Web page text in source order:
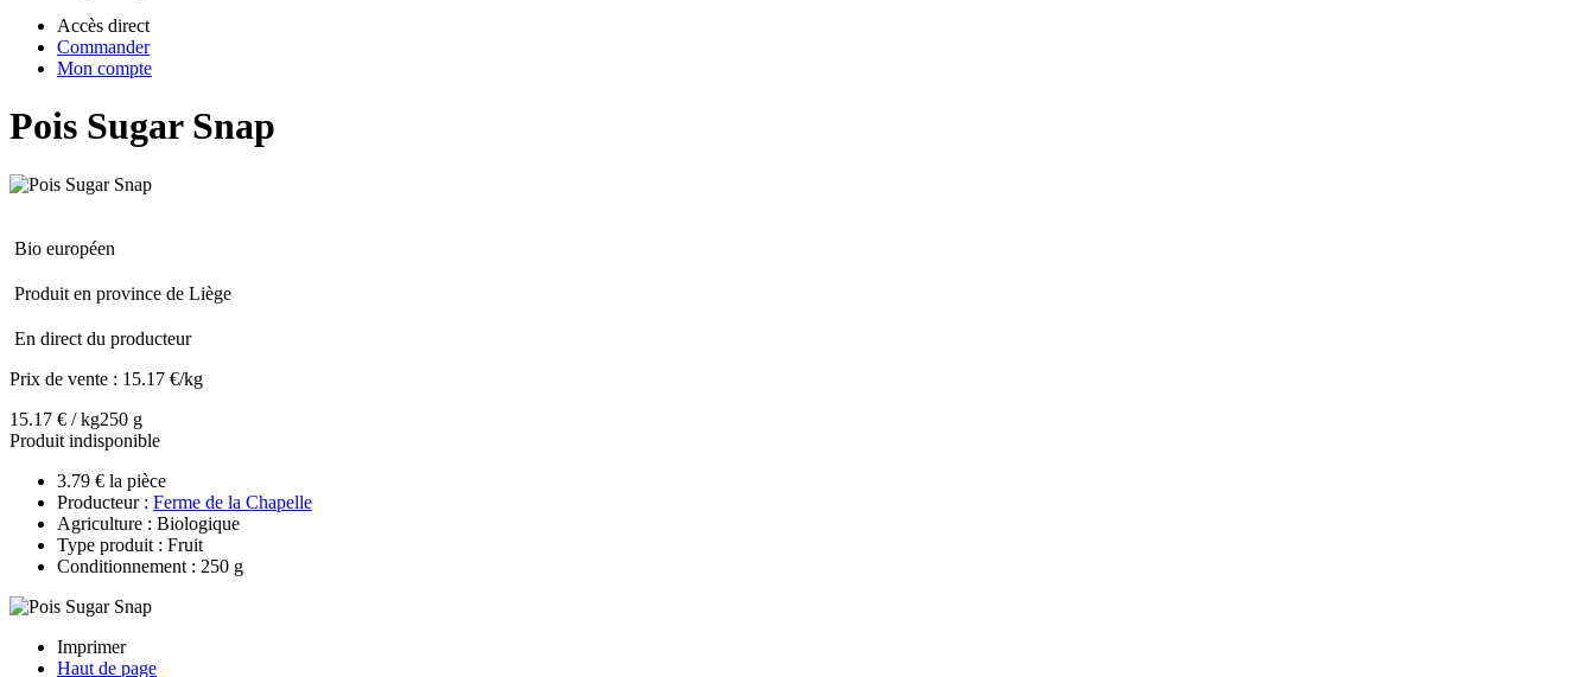
Accès direct
Commander
Mon compte
Pois Sugar Snap
Bio européen
Produit en province de Liège
En direct du producteur
Prix de vente : 15.17 €/kg
15.17 € / kg250 g
Produit indisponible
3.79 € la pièce
Producteur : Ferme de la Chapelle
Agriculture : Biologique
Type produit : Fruit
Conditionnement : 250 g
Imprimer
Haut de page